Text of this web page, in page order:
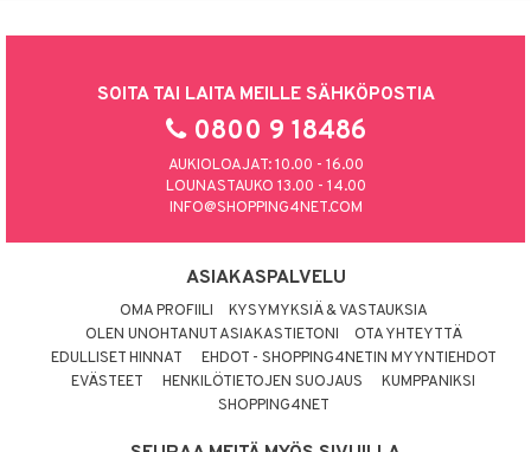
SOITA TAI LAITA MEILLE SÄHKÖPOSTIA
0800 9 18486
AUKIOLOAJAT: 10.00 - 16.00
LOUNASTAUKO 13.00 - 14.00
INFO@SHOPPING4NET.COM
ASIAKASPALVELU
OMA PROFIILI
KYSYMYKSIÄ & VASTAUKSIA
OLEN UNOHTANUT ASIAKASTIETONI
OTA YHTEYTTÄ
EDULLISET HINNAT
EHDOT - SHOPPING4NETIN MYYNTIEHDOT
EVÄSTEET
HENKILÖTIETOJEN SUOJAUS
KUMPPANIKSI
SHOPPING4NET